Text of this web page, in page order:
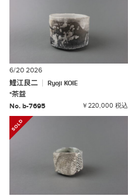
6/20 2026
鯉江良二
Ryoji KOIE
*茶盌
No. b-7695
￥220,000 税込